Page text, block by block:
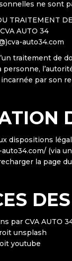
ne sont
TRAITEMENT
AUTO 34
auto34.com
traitement de
personne,
par son
dispositions
(via
la page
par CVA AUTO
unsplash
youtube